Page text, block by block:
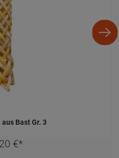
Bast Gr. 3
20 €*